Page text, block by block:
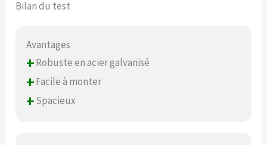
Bilan du test
Avantages
+Robuste en acier galvanisé
+Facile à monter
+Spacieux